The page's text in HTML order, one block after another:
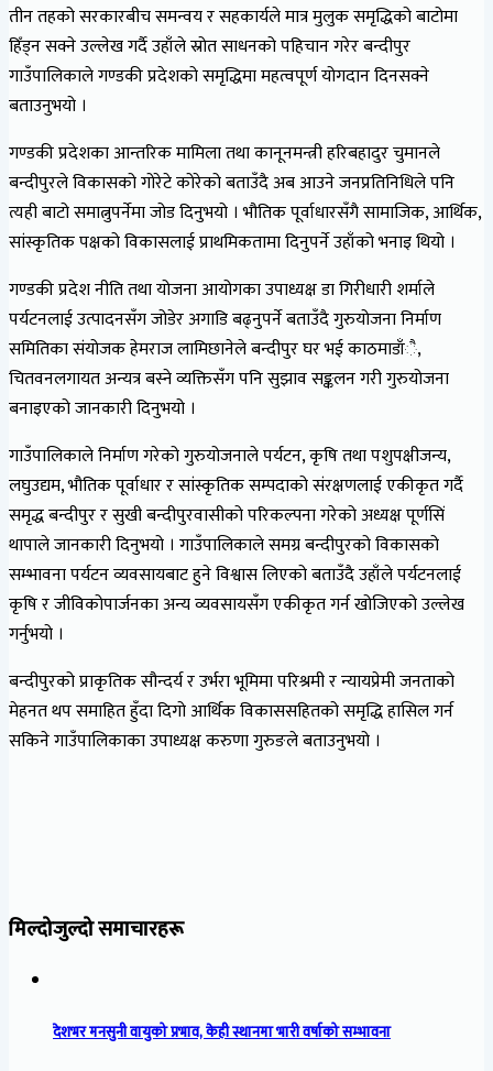
तीन तहको सरकारबीच समन्वय र सहकार्यले मात्र मुलुक समृद्धिको बाटोमा
हिँड्न सक्ने उल्लेख गर्दै उहाँले स्रोत साधनको पहिचान गरेर बन्दीपुर
गाउँपालिकाले गण्डकी प्रदेशको समृद्धिमा महत्वपूर्ण योगदान दिनसक्ने
बताउनुभयो ।
गण्डकी प्रदेशका आन्तरिक मामिला तथा कानूनमन्त्री हरिबहादुर चुमानले
बन्दीपुरले विकासको गोरेटे कोरेको बताउँदै अब आउने जनप्रतिनिधिले पनि
त्यही बाटो समात्नुपर्नेमा जोड दिनुभयो । भौतिक पूर्वाधारसँगै सामाजिक, आर्थिक,
सांस्कृतिक पक्षको विकासलाई प्राथमिकतामा दिनुपर्ने उहाँको भनाइ थियो ।
गण्डकी प्रदेश नीति तथा योजना आयोगका उपाध्यक्ष डा गिरीधारी शर्माले
पर्यटनलाई उत्पादनसँग जोडेर अगाडि बढ्नुपर्ने बताउँदै गुरुयोजना निर्माण
समितिका संयोजक हेमराज लामिछानेले बन्दीपुर घर भई काठमाडाँै,
चितवनलगायत अन्यत्र बस्ने व्यक्तिसँग पनि सुझाव सङ्कलन गरी गुरुयोजना
बनाइएको जानकारी दिनुभयो ।
गाउँपालिकाले निर्माण गरेको गुरुयोजनाले पर्यटन, कृषि तथा पशुपक्षीजन्य,
लघुउद्यम, भौतिक पूर्वाधार र सांस्कृतिक सम्पदाको संरक्षणलाई एकीकृत गर्दै
समृद्ध बन्दीपुर र सुखी बन्दीपुरवासीको परिकल्पना गरेको अध्यक्ष पूर्णसिं
थापाले जानकारी दिनुभयो । गाउँपालिकाले समग्र बन्दीपुरको विकासको
सम्भावना पर्यटन व्यवसायबाट हुने विश्वास लिएको बताउँदै उहाँले पर्यटनलाई
कृषि र जीविकोपार्जनका अन्य व्यवसायसँग एकीकृत गर्न खोजिएको उल्लेख
गर्नुभयो ।
बन्दीपुरको प्राकृतिक सौन्दर्य र उर्भरा भूमिमा परिश्रमी र न्यायप्रेमी जनताको
मेहनत थप समाहित हुँदा दिगो आर्थिक विकाससहितको समृद्धि हासिल गर्न
सकिने गाउँपालिकाका उपाध्यक्ष करुणा गुरुङले बताउनुभयो ।
मिल्दोजुल्दो समाचारहरू
देशभर मनसुनी वायुको प्रभाव, केही स्थानमा भारी वर्षाको सम्भावना